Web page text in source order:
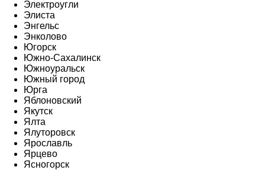
Электроугли
Элиста
Энгельс
Энколово
Югорск
Южно-Сахалинск
Южноуральск
Южный город
Юрга
Яблоновский
Якутск
Ялта
Ялуторовск
Ярославль
Ярцево
Ясногорск